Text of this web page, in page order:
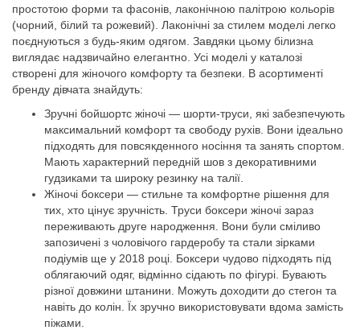
простотою форми та фасонів, лаконічною палітрою кольорів
(чорний, білий та рожевий). Лаконічні за стилем моделі легко
поєднуються з будь-яким одягом. Завдяки цьому білизна
виглядає надзвичайно елегантно. Усі моделі у каталозі
створені для жіночого комфорту та безпеки. В асортименті
бренду дівчата знайдуть:
Зручні бойшортс жіночі — шорти-труси, які забезпечують
максимальний комфорт та свободу рухів. Вони ідеально
підходять для повсякденного носіння та занять спортом.
Мають характерний передній шов з декоративними
гудзиками та широку резинку на талії.
Жіночі боксери — стильне та комфортне рішення для
тих, хто цінує зручність. Труси боксери жіночі зараз
переживають друге народження. Вони були сміливо
запозичені з чоловічого гардеробу та стали зірками
подіумів ще у 2018 році. Боксери чудово підходять під
облягаючий одяг, відмінно сідають по фігурі. Бувають
різної довжини штанини. Можуть доходити до стегон та
навіть до колін. Їх зручно використовувати вдома замість
піжами.